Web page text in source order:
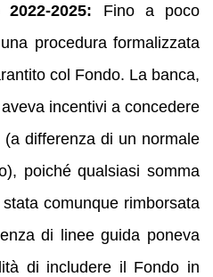
2025: Fino a poco
procedura formalizzata
col Fondo. La banca,
incentivi a concedere
differenza di un normale
poiché qualsiasi somma
comunque rimborsata
di linee guida poneva
di includere il Fondo in